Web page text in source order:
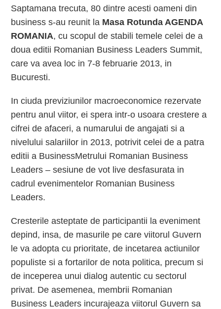
Saptamana trecuta, 80 dintre acesti oameni din
business s-au reunit la Masa Rotunda AGENDA
ROMANIA, cu scopul de stabili temele celei de a
doua editii Romanian Business Leaders Summit,
care va avea loc in 7-8 februarie 2013, in
Bucuresti.
In ciuda previziunilor macroeconomice rezervate
pentru anul viitor, ei spera intr-o usoara crestere a
cifrei de afaceri, a numarului de angajati si a
nivelului salariilor in 2013, potrivit celei de a patra
editii a BusinessMetrului Romanian Business
Leaders – sesiune de vot live desfasurata in
cadrul evenimentelor Romanian Business
Leaders.
Cresterile asteptate de participantii la eveniment
depind, insa, de masurile pe care viitorul Guvern
le va adopta cu prioritate, de incetarea actiunilor
populiste si a fortarilor de nota politica, precum si
de inceperea unui dialog autentic cu sectorul
privat. De asemenea, membrii Romanian
Business Leaders incurajeaza viitorul Guvern sa